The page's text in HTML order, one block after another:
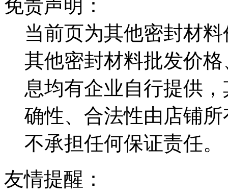
免责声明：
当前页为其他密封材
其他密封材料批发价
息均有企业自行提供
确性、合法性由店铺
不承担任何保证责任。
友情提醒：